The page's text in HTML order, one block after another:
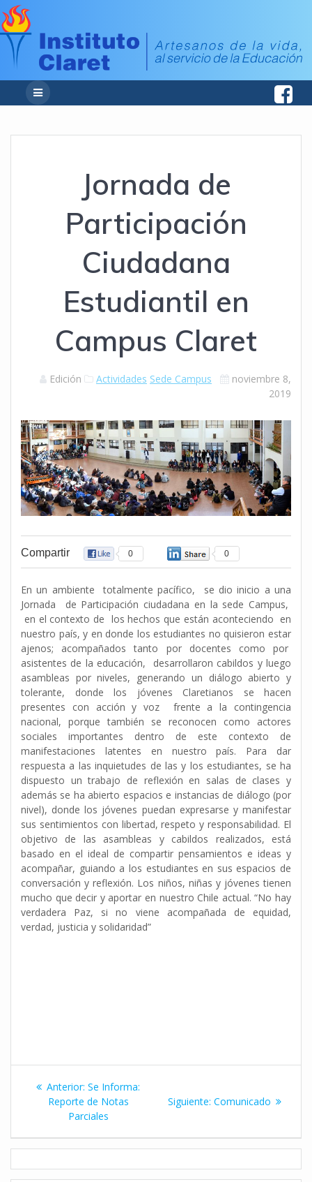
Jornada de
Participación
Ciudadana
Estudiantil en
Campus Claret
Edición Actividades Sede Campus
noviembre 8,
2019
Compartir 0 0
En un ambiente totalmente pacífico, se dio inicio a una
Jornada de Participación ciudadana en la sede Campus,
en el contexto de los hechos que están aconteciendo en
nuestro país, y en donde los estudiantes no quisieron estar
ajenos; acompañados tanto por docentes como por
asistentes de la educación, desarrollaron cabildos y luego
asambleas por niveles, generando un diálogo abierto y
tolerante, donde los jóvenes Claretianos se hacen
presentes con acción y voz frente a la contingencia
nacional, porque también se reconocen como actores
sociales importantes dentro de este contexto de
manifestaciones latentes en nuestro país. Para dar
respuesta a las inquietudes de las y los estudiantes, se ha
dispuesto un trabajo de reflexión en salas de clases y
además se ha abierto espacios e instancias de diálogo (por
nivel), donde los jóvenes puedan expresarse y manifestar
sus sentimientos con libertad, respeto y responsabilidad. El
objetivo de las asambleas y cabildos realizados, está
basado en el ideal de compartir pensamientos e ideas y
acompañar, guiando a los estudiantes en sus espacios de
conversación y reflexión. Los niños, niñas y jóvenes tienen
mucho que decir y aportar en nuestro Chile actual. “No hay
verdadera Paz, si no viene acompañada de equidad,
verdad, justicia y solidaridad”
Navegación
entradas
Anterior: Entrada
anterior:
Se Informa:
Reporte de Notas
Parciales
Siguiente: Siguiente
Comunicado